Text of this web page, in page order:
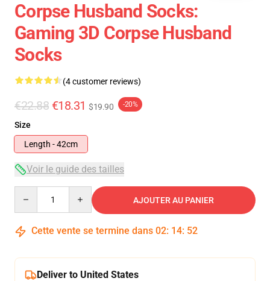
Corpse Husband Socks:
Gaming 3D Corpse Husband
Socks
(4 customer reviews)
€22.88 €18.31 $19.90 -20%
Size
Length - 42cm
Voir le guide des tailles
AJOUTER AU PANIER
Cette vente se termine dans 02: 14: 51
Deliver to United States